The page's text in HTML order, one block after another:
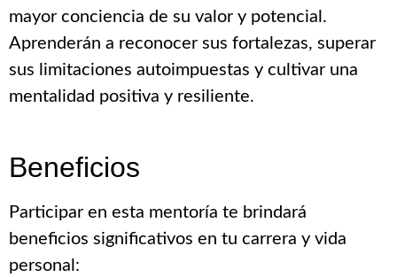
mayor conciencia de su valor y potencial.
Aprenderán a reconocer sus fortalezas, superar
sus limitaciones autoimpuestas y cultivar una
mentalidad positiva y resiliente.
Beneficios
Participar en esta mentoría te brindará
beneficios significativos en tu carrera y vida
personal: